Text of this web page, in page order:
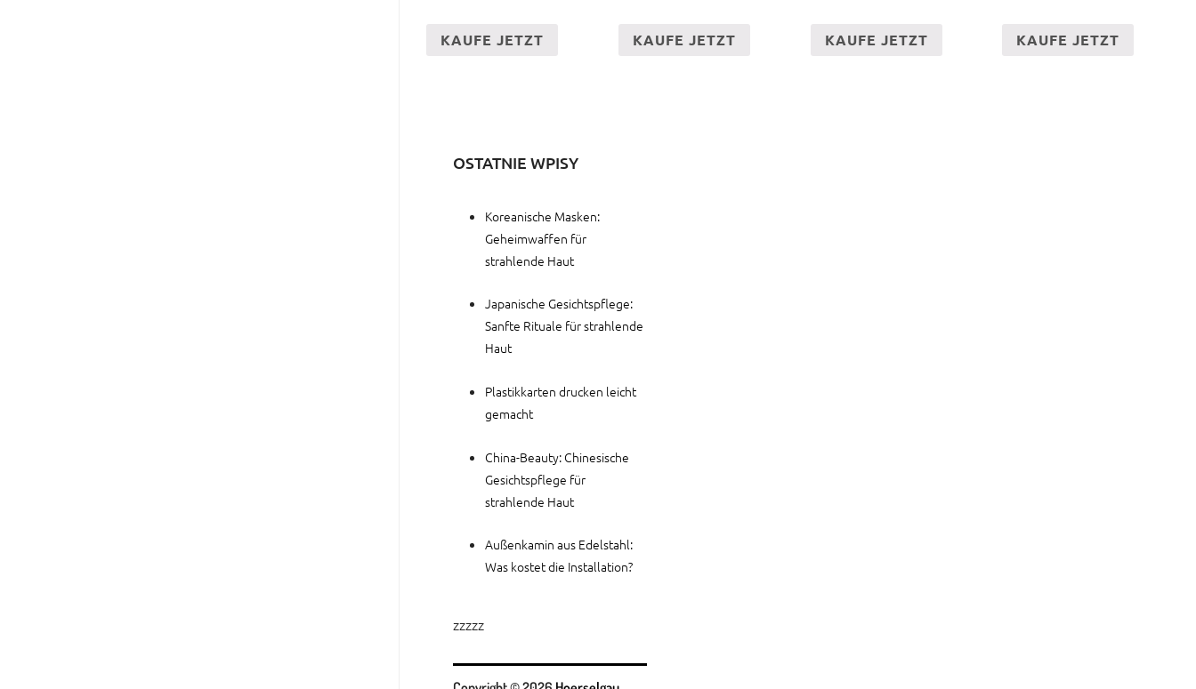
KAUFE JETZT KAUFE JETZT KAUFE JETZT KAUFE JETZT
OSTATNIE WPISY
Koreanische Masken:
Geheimwaffen für
strahlende Haut
Japanische Gesichtspflege:
Sanfte Rituale für strahlende
Haut
Plastikkarten drucken leicht
gemacht
China-Beauty: Chinesische
Gesichtspflege für
strahlende Haut
Außenkamin aus Edelstahl:
Was kostet die Installation?
zzzzz